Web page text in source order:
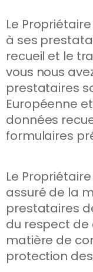
Le
à ses
recueil et le
vous nous
prestataires
Européenne
données
formulaires
Le
assuré de la
prestataires
du respect de
matière de
protection